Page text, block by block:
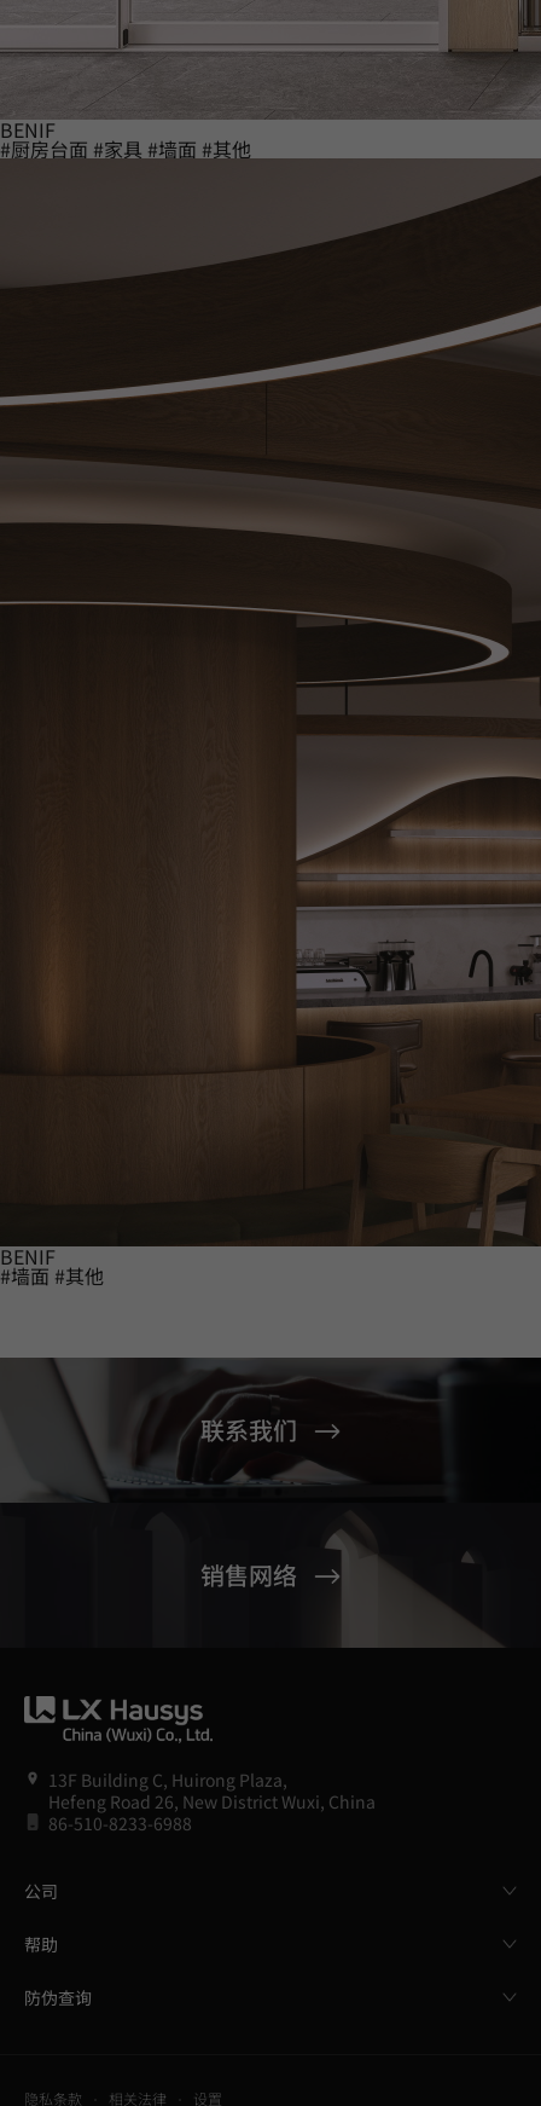
BENIF
#厨房台面 #家具 #墙面 #其他
BENIF
#墙面 #其他
联系我们
销售网络
13F Building C, Huirong Plaza,
Hefeng Road 26, New District Wuxi, China
86-510-8233-6988
公司
帮助
防伪查询
隐私条款 相关法律 设置